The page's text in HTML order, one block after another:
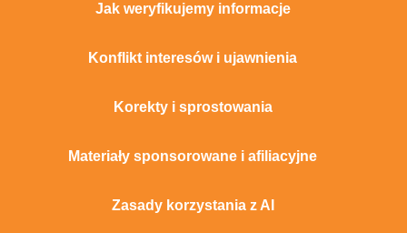
Jak weryfikujemy informacje
Konflikt interesów i ujawnienia
Korekty i sprostowania
Materiały sponsorowane i afiliacyjne
Zasady korzystania z AI